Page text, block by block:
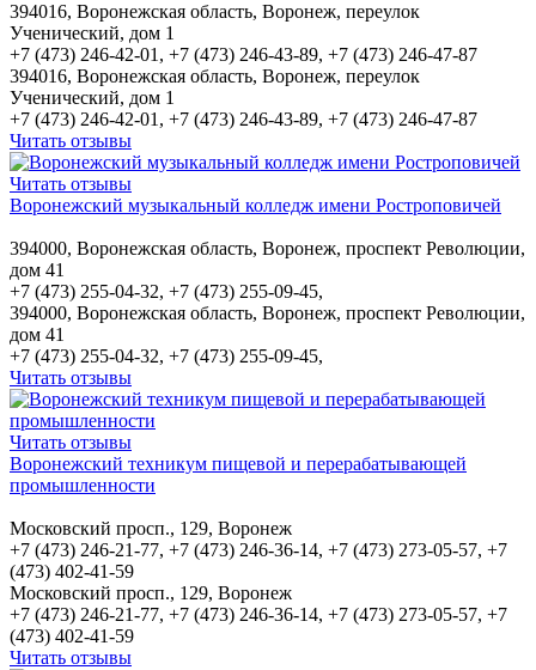
394016, Воронежская область, Воронеж, переулок
Ученический, дом 1
+7 (473) 246-42-01, +7 (473) 246-43-89, +7 (473) 246-47-87
394016, Воронежская область, Воронеж, переулок
Ученический, дом 1
+7 (473) 246-42-01, +7 (473) 246-43-89, +7 (473) 246-47-87
Читать отзывы
Читать отзывы
Воронежский музыкальный колледж имени Ростроповичей
394000, Воронежская область, Воронеж, проспект Революции,
дом 41
+7 (473) 255-04-32, +7 (473) 255-09-45,
394000, Воронежская область, Воронеж, проспект Революции,
дом 41
+7 (473) 255-04-32, +7 (473) 255-09-45,
Читать отзывы
Читать отзывы
Воронежский техникум пищевой и перерабатывающей
промышленности
Московский просп., 129, Воронеж
+7 (473) 246-21-77, +7 (473) 246-36-14, +7 (473) 273-05-57, +7
(473) 402-41-59
Московский просп., 129, Воронеж
+7 (473) 246-21-77, +7 (473) 246-36-14, +7 (473) 273-05-57, +7
(473) 402-41-59
Читать отзывы